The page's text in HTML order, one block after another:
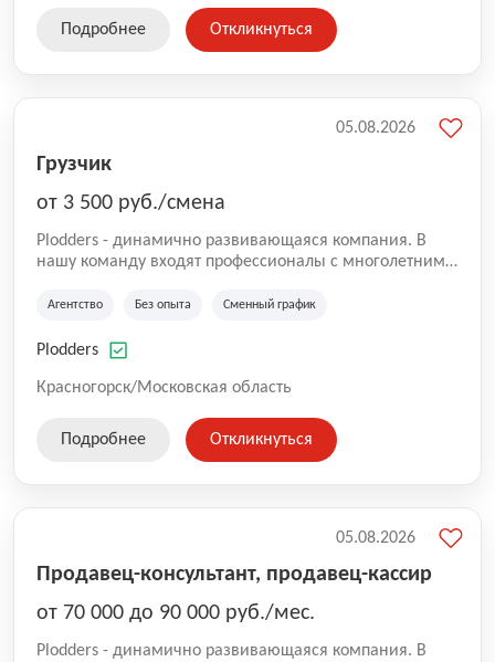
Подробнее Откликнуться
Грузчик
от 3 500 руб./смена
Plodders - динамично развивающаяся компания. В
нашу команду входят профессионалы с многолетним
на рынке аутсорсинга, а накопленный опыт позволяют
оказываемых услуг.
Агентство Без опыта Сменный график
Plodders
Красногорск/Московская область
05.08.2026
Подробнее Откликнуться
Продавец-консультант, продавец-кассир
от 70 000 до 90 000 руб./мес.
Plodders - динамично развивающаяся компания. В
05.08.2026